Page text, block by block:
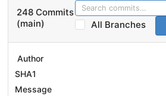
248 Commits
(main)
All Branches
Author
SHA1
Message